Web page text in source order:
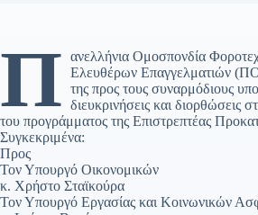
Π ανελλήνια Ομοσπονδία
Ελευθέρων Επαγγελματιών
της προς τους συναρμόδιους
διευκρινήσεις και διορθώσεις
του προγράμματος της Επιστρεπτέας
Συγκεκριμένα:
Προς
Τον Υπουργό Οικονομικών
κ. Χρήστο Σταϊκούρα
Τον Υπουργό Εργασίας και Κοινωνικών